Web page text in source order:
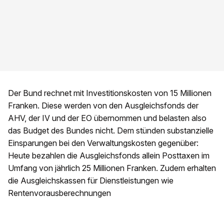
Der Bund rechnet mit Investitionskosten von 15 Millionen
Franken. Diese werden von den Ausgleichsfonds der
AHV, der IV und der EO übernommen und belasten also
das Budget des Bundes nicht. Dem stünden substanzielle
Einsparungen bei den Verwaltungskosten gegenüber:
Heute bezahlen die Ausgleichsfonds allein Posttaxen im
Umfang von jährlich 25 Millionen Franken. Zudem erhalten
die Ausgleichskassen für Dienstleistungen wie
Rentenvorausberechnungen